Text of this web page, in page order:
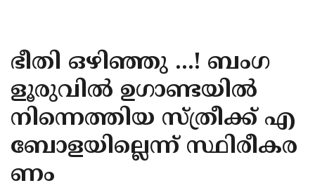
KANNUR
KASARAGOD
ഭീതി ഒഴിഞ്ഞു ...! ബംഗ
ളൂരുവിൽ ഉഗാണ്ടയിൽ
നിന്നെത്തിയ സ്ത്രീക്ക് എ
ബോളയില്ലെന്ന് സ്ഥിരീകര
ണം